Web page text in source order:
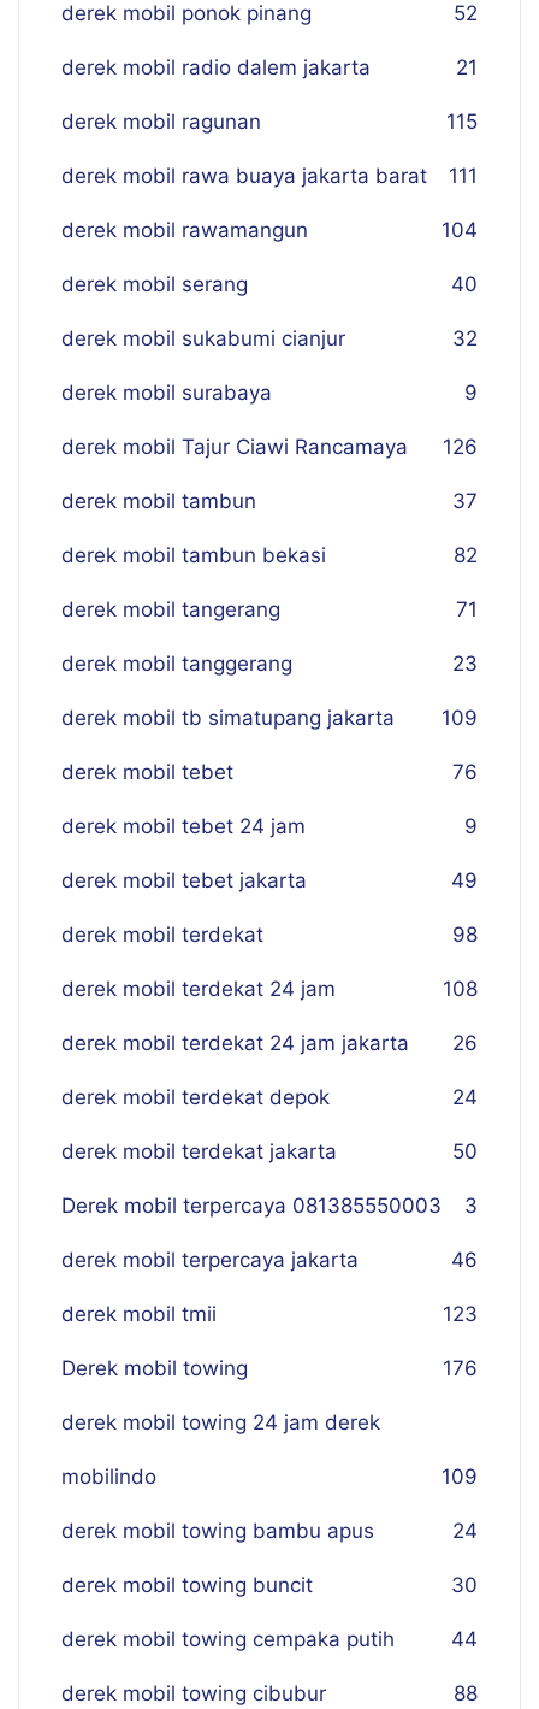
derek mobil ponok pinang 52
derek mobil radio dalem jakarta 21
derek mobil ragunan 115
derek mobil rawa buaya jakarta barat 111
derek mobil rawamangun 104
derek mobil serang 40
derek mobil sukabumi cianjur 32
derek mobil surabaya 9
derek mobil Tajur Ciawi Rancamaya 126
derek mobil tambun 37
derek mobil tambun bekasi 82
derek mobil tangerang 71
derek mobil tanggerang 23
derek mobil tb simatupang jakarta 109
derek mobil tebet 76
derek mobil tebet 24 jam 9
derek mobil tebet jakarta 49
derek mobil terdekat 98
derek mobil terdekat 24 jam 108
derek mobil terdekat 24 jam jakarta 26
derek mobil terdekat depok 24
derek mobil terdekat jakarta 50
Derek mobil terpercaya 081385550003 3
derek mobil terpercaya jakarta 46
derek mobil tmii 123
Derek mobil towing 176
derek mobil towing 24 jam derek
mobilindo 109
derek mobil towing bambu apus 24
derek mobil towing buncit 30
derek mobil towing cempaka putih 44
derek mobil towing cibubur 88